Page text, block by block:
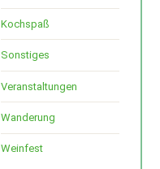
Kochspaß
Sonstiges
Veranstaltungen
Wanderung
Weinfest